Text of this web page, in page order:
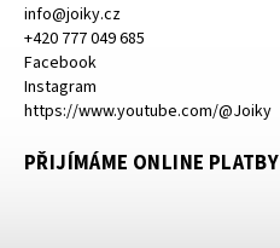
info@joiky.cz
+420 777 049 685
Facebook
Instagram
https://www.youtube.com/@Joiky
PŘIJÍMÁME ONLINE PLATBY